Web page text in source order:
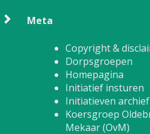
Meta
Copyright &
Dorpsgroepen
Homepagina
Initiatief insturen
Initiatieven archief
Koersgroep
Mekaar (OvM)